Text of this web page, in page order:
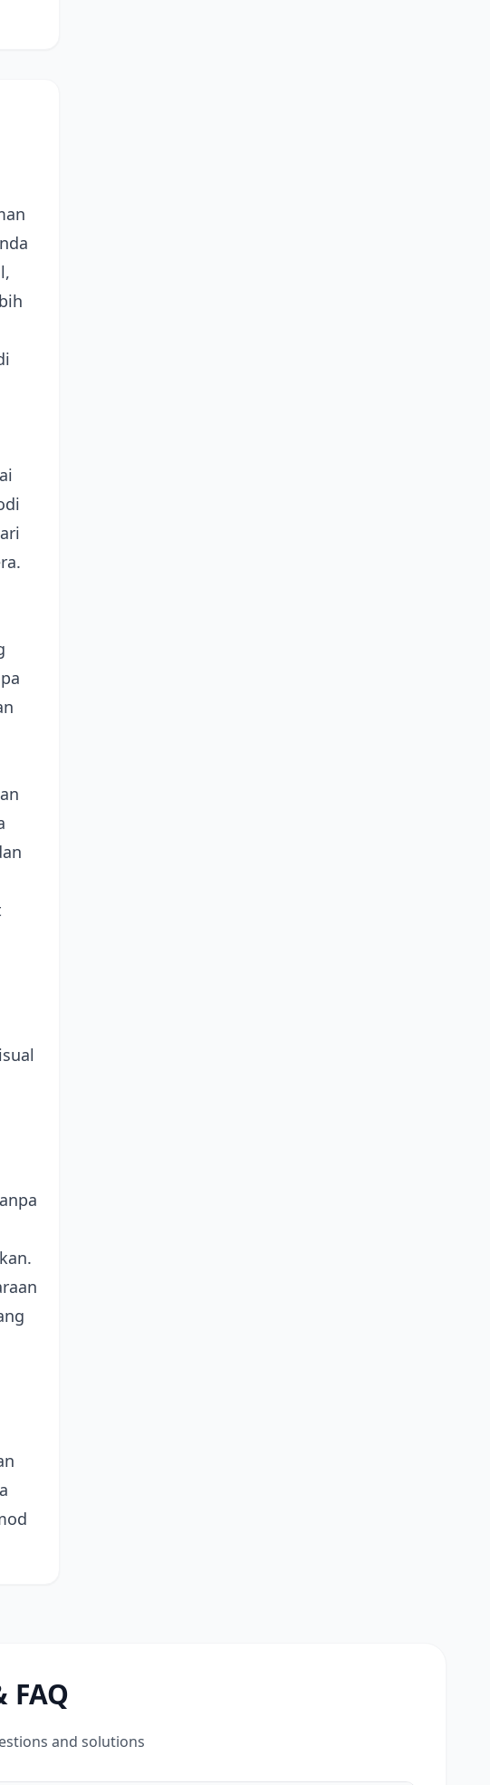
and solutions